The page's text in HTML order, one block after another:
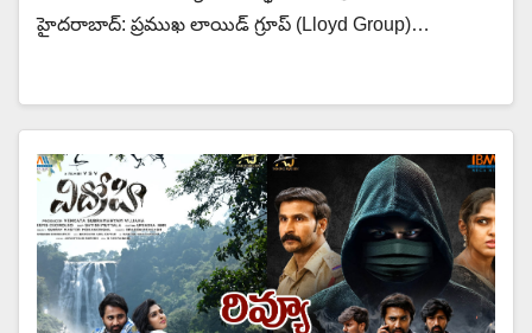
హైదరాబాద్‌: ప్రముఖ లాయిడ్ గ్రూప్ (Lloyd Group)…